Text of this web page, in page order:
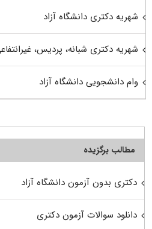
شهریه دکتری دانشگاه آزاد
شهریه دکتری شبانه، پردیس،
وام دانشجویی دانشگاه آزاد
مطالب برگزیده
دکتری بدون آزمون دانشگاه آزاد
دانلود سوالات آزمون دکتری